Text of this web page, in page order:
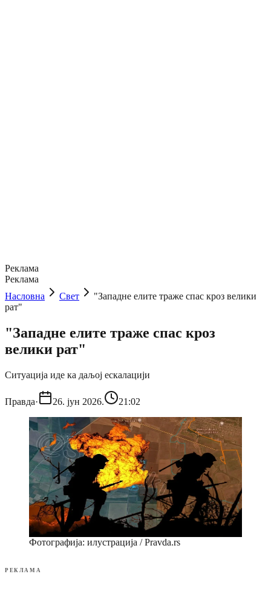
Реклама
Реклама
Насловна
Свет
"Западне елите траже спас кроз велики
рат"
"Западне елите траже спас кроз
велики рат"
Ситуација иде ка даљој ескалацији
Правда· 26. јун 2026. 21:02
Фотографија: илустрација / Pravda.rs
РЕКЛАМА